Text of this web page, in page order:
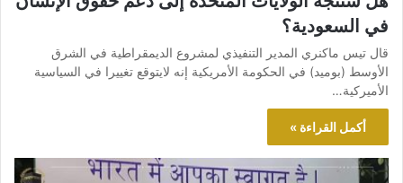
في السعودية؟
قال تيس ماكنري المدير التنفيذي لمشروع الديمقراطية في الشرق
الأوسط (بوميد) في الحكومة الأمريكية إنه لايتوقع تغييرا في السياسية
الأميركية…
أكمل القراءة »